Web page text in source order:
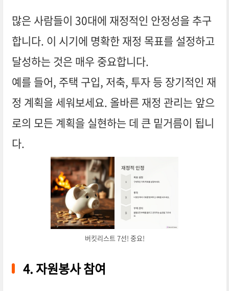
많은 사람들이 30대에 재정적인 안정성을 추구
합니다. 이 시기에 명확한 재정 목표를 설정하고
달성하는 것은 매우 중요합니다.
예를 들어, 주택 구입, 저축, 투자 등 장기적인 재
정 계획을 세워보세요. 올바른 재정 관리는 앞으
로의 모든 계획을 실현하는 데 큰 밑거름이 됩니
다.
버킷리스트 7선! 중요!
4. 자원봉사 참여